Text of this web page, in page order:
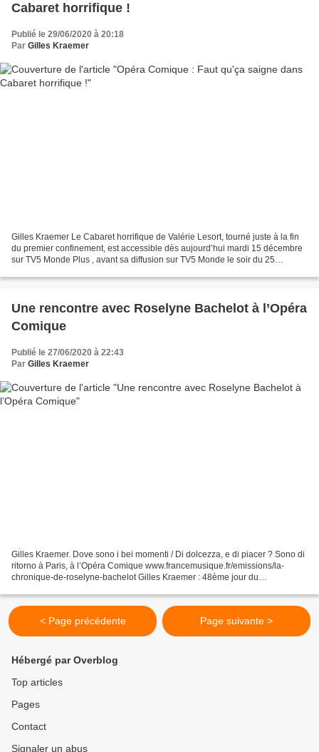
Cabaret horrifique !
Publié le 29/06/2020 à 20:18
Par Gilles Kraemer
Gilles Kraemer Le Cabaret horrifique de Valérie Lesort, tourné juste à la fin
du premier confinement, est accessible dès aujourd’hui mardi 15 décembre
sur TV5 Monde Plus , avant sa diffusion sur TV5 Monde le soir du 25
https://www.tv5mondeplus.com/player/106859656_74079A?
Une rencontre avec Roselyne Bachelot à l’Opéra
Comique
Publié le 27/06/2020 à 22:43
Par Gilles Kraemer
Gilles Kraemer. Dove sono i bei momenti / Di dolcezza, e di piacer ? Sono di
ritorno à Paris, à l’Opéra Comique www.francemusique.fr/emissions/la-
chronique-de-roselyne-bachelot Gilles Kraemer : 48ème jour du
< Page précédente Page suivante >
Hébergé par Overblog
Top articles
Pages
Contact
Signaler un abus